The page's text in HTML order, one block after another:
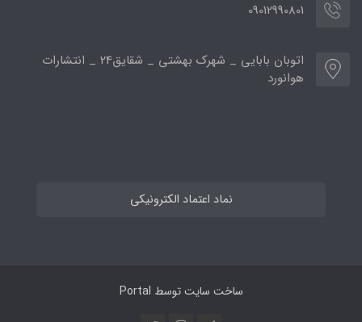
09012990801
اتوبان بابایی _ شهرک بهشتی _ شقایق24 _ انتشارات
هوانورد
نماد اعتماد الکترونیکی
ساخت سایت توسط Portal